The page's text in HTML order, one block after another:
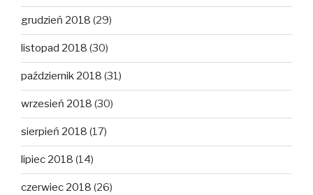
grudzień 2018 (29)
listopad 2018 (30)
październik 2018 (31)
wrzesień 2018 (30)
sierpień 2018 (17)
lipiec 2018 (14)
czerwiec 2018 (26)